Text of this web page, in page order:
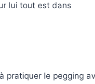
lui tout est dans
pratiquer le pegging